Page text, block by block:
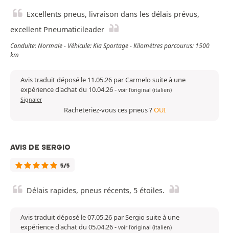
Excellents pneus, livraison dans les délais prévus,
excellent Pneumaticileader
Conduite: Normale - Véhicule: Kia Sportage - Kilomètres parcourus: 1500
km
Avis traduit déposé le 11.05.26 par Carmelo suite à une
expérience d'achat du 10.04.26- voir l'original (italien)
Signaler
Racheteriez-vous ces pneus ?OUI
AVIS DE SERGIO
5/5
Délais rapides, pneus récents, 5 étoiles.
Avis traduit déposé le 07.05.26 par Sergio suite à une
expérience d'achat du 05.04.26- voir l'original (italien)